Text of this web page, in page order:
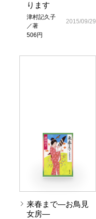
ります
津村記久子
／著
506円
2015/09/29
来春まで―お鳥見
女房―